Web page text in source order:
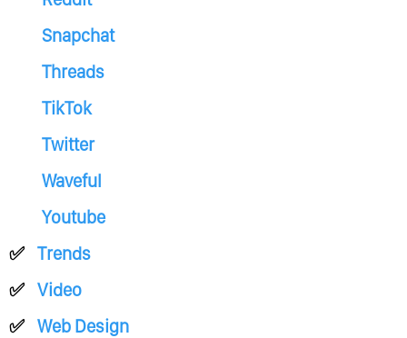
Snapchat
Threads
TikTok
Twitter
Waveful
Youtube
Trends
Video
Web Design